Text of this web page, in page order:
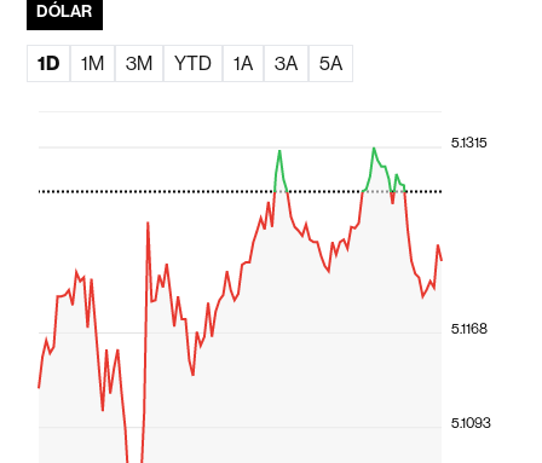
DÓLAR
1D 1M 3M YTD 1A 3A 5A
5.1093
5.1168
5.1315